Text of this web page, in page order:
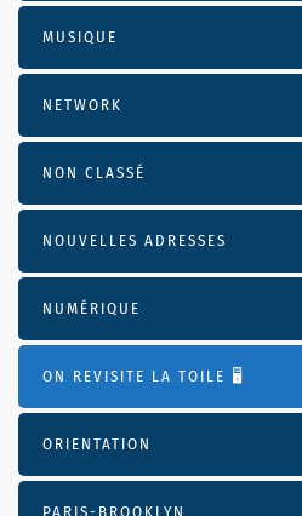
MUSIQUE
NETWORK
NON CLASSÉ
NOUVELLES ADRESSES
NUMÉRIQUE
ON REVISITE LA TOILE 🖥️
ORIENTATION
PARIS-BROOKLYN